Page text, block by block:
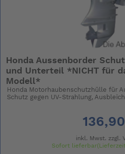
Honda Aussenborder
und Unterteil *NICHT für
Modell*
Honda Motorhaubenschutzhülle für
Schutz gegen UV-Strahlung,
inkl. Mwst. zzgl.
Sofort